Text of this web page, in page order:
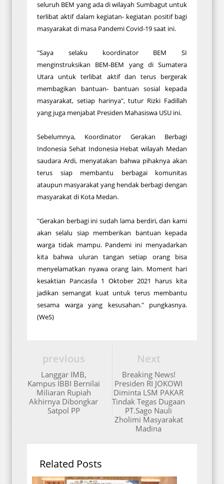
seluruh BEM yang ada di wilayah Sumbagut untuk
terlibat aktif dalam kegiatan- kegiatan positif bagi
masyarakat di masa Pandemi Covid-19 saat ini.
"Saya selaku koordinator BEM SI
menginstruksikan BEM-BEM yang di Sumatera
Utara untuk terlibat aktif dan terus bergerak
membagikan bantuan- bantuan sosial kepada
masyarakat, setiap harinya", tutur Rizki Fadillah
yang juga menjabat Presiden Mahasiswa USU ini.
Sebelumnya, Koordinator Gerakan Berbagi
Indonesia Sehat Indonesia Hebat wilayah Medan
saudara Ardi, menyatakan bahwa pihaknya akan
terus siap membantu berbagai komunitas
ataupun masyarakat yang hendak berbagi dengan
masyarakat di Kota Medan.
"Gerakan berbagi ini sudah lama berdiri, dan kami
akan selalu siap memberikan bantuan kepada
warga tidak mampu. Pandemi ini menyadarkan
kita bahwa uluran tangan setiap orang bisa
menyelamatkan nyawa orang lain. Moment hari
kesaktian Pancasila 1 Oktober 2021 harus kita
jadikan semangat kuat untuk terus membantu
sesama warga yang kesusahan." pungkasnya.
(WeS)
Next
Breaking News!
Presiden RI JOKOWI
Diminta LSM PAKAR
Tindak Tegas Dugaan
PT.Sago Nauli
Zholimi Masyarakat
Madina
previous
Langgar IMB,
Kampus IBBI Bernilai
Miliaran Rupiah
Akhirnya Dibongkar
Satpol PP
Related Posts